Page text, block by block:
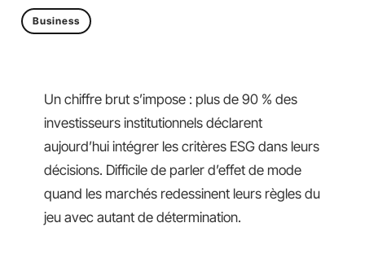
Business
Un chiffre brut s’impose : plus de 90 % des
investisseurs institutionnels déclarent
aujourd’hui intégrer les critères ESG dans leurs
décisions. Difficile de parler d’effet de mode
quand les marchés redessinent leurs règles du
jeu avec autant de détermination.